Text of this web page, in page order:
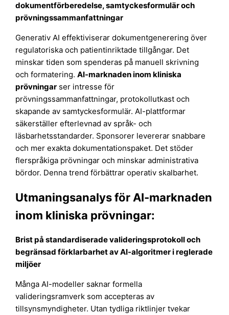
dokumentförberedelse, samtyckesformulär och
prövningssammanfattningar
Generativ AI effektiviserar dokumentgenerering över
regulatoriska och patientinriktade tillgångar. Det
minskar tiden som spenderas på manuell skrivning
och formatering.AI-marknaden inom kliniska
prövningar ser intresse för
prövningssammanfattningar, protokollutkast och
skapande av samtyckesformulär. AI-plattformar
säkerställer efterlevnad av språk- och
läsbarhetsstandarder. Sponsorer levererar snabbare
och mer exakta dokumentationspaket. Det stöder
flerspråkiga prövningar och minskar administrativa
bördor. Denna trend förbättrar operativ skalbarhet.
Utmaningsanalys för AI-marknaden
inom kliniska prövningar:
Brist på standardiserade valideringsprotokoll och
begränsad förklarbarhet av AI-algoritmer i reglerade
miljöer
Många AI-modeller saknar formella
valideringsramverk som accepteras av
tillsynsmyndigheter. Utan tydliga riktlinjer tvekar